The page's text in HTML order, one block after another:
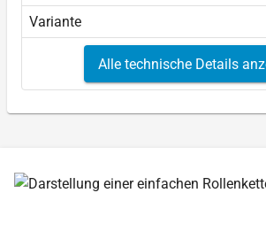
Variante
Alle technische Details